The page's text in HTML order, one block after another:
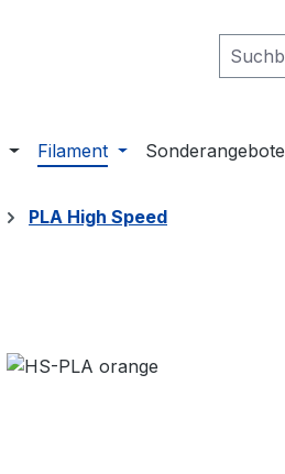
Filament Sonderangebote
PLA High Speed